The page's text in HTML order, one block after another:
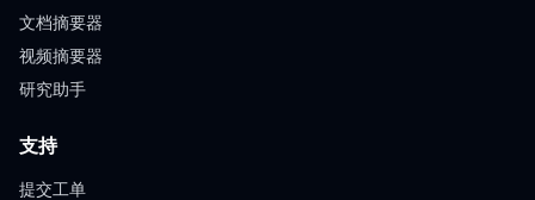
文档摘要器
视频摘要器
研究助手
支持
提交工单